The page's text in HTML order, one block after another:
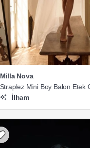
Milla Nova
Straplez Mini Boy Balon Etek
İlham